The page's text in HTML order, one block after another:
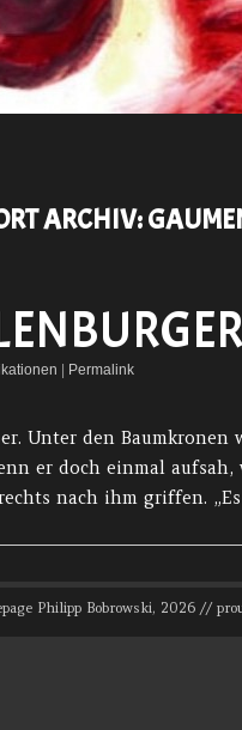
ARCHIV:
Permalink
Unter den
er doch einmal
nach ihm griffen.
Philipp Bobrowski, 2026 //